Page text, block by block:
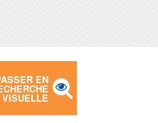
EN
VISUELLE